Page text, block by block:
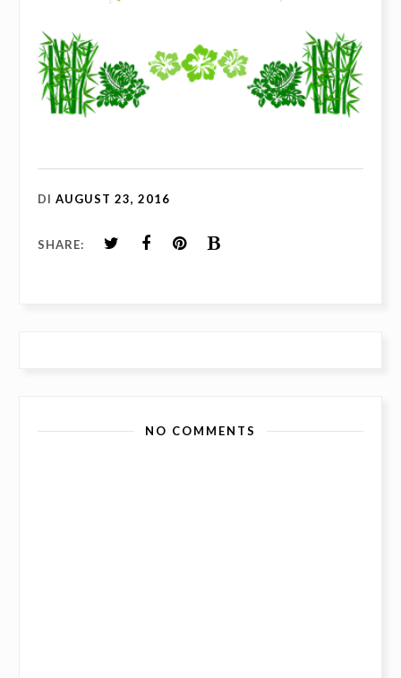
DI AUGUST 23, 2016
SHARE:
NO COMMENTS